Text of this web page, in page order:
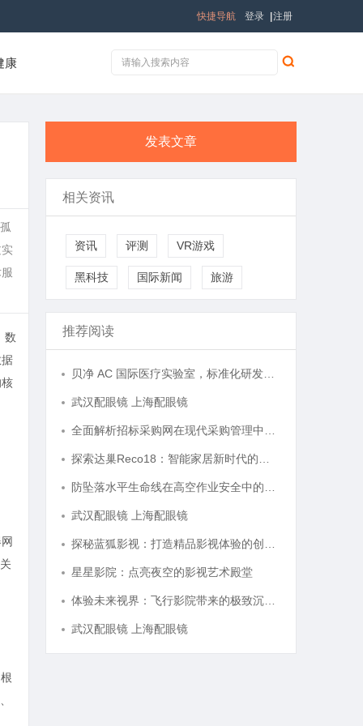
登录 注册
快捷导航
康
数
发表文章
相关资讯
资讯 评测 VR游戏
黑科技 国际新闻 旅游
推荐阅读
武汉配眼镜 上海配眼镜
武汉配眼镜 上海配眼镜
星星影院：点亮夜空的影视艺术殿堂
武汉配眼镜 上海配眼镜